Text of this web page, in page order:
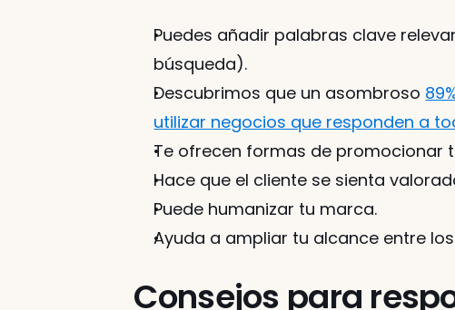
Puedes añadir palabras clave
búsqueda).
Descubrimos que un asombroso
utilizar negocios que responden a
Te ofrecen formas de promocionar
Hace que el cliente se sienta
Puede humanizar tu marca.
Ayuda a ampliar tu alcance entre
Consejos para